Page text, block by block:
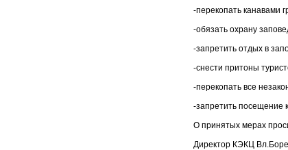
-перекопать канавами
-обязать охрану
-запретить отдых в
-снести притоны
-перекопать все
-запретить посещение
О принятых мерах
Директор КЭКЦ